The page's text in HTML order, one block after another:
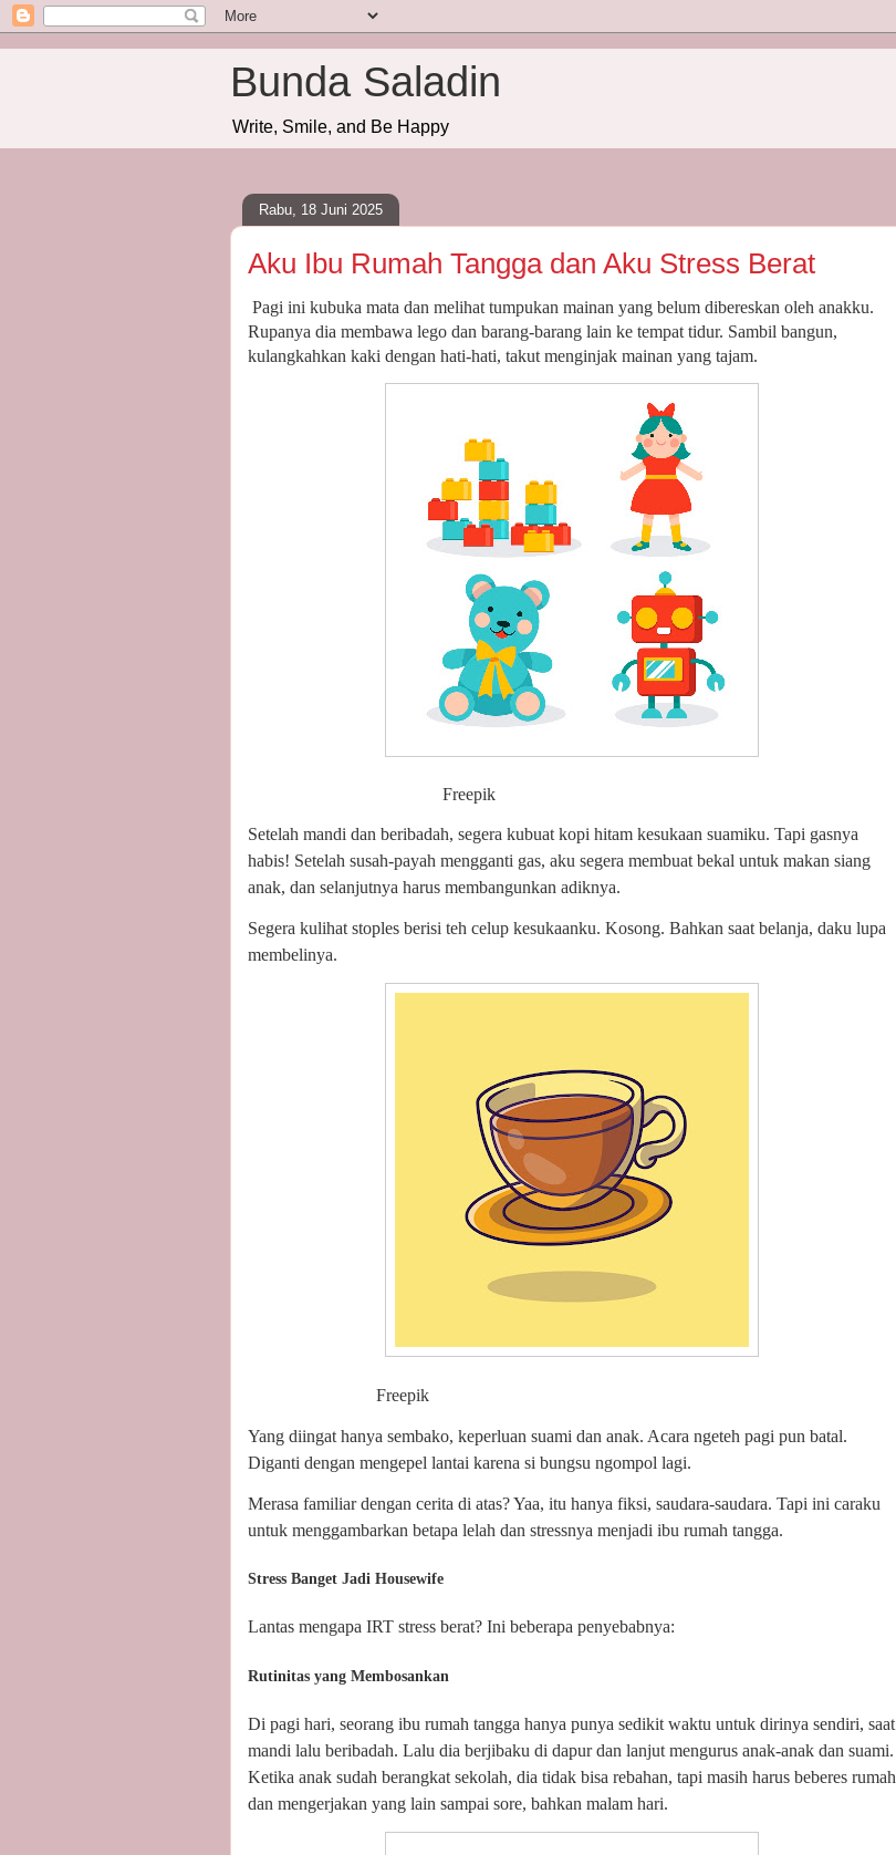
Bunda Saladin
Write, Smile, and Be Happy
Rabu, 18 Juni 2025
Aku Ibu Rumah Tangga dan Aku Stress Berat
Pagi ini kubuka mata dan melihat tumpukan mainan yang belum dibereskan oleh anakku.
Rupanya dia membawa lego dan barang-barang lain ke tempat tidur. Sambil bangun,
kulangkahkan kaki dengan hati-hati, takut menginjak mainan yang tajam.
Freepik
Setelah mandi dan beribadah, segera kubuat kopi hitam kesukaan suamiku. Tapi gasnya
habis! Setelah susah-payah mengganti gas, aku segera membuat bekal untuk makan siang
anak, dan selanjutnya harus membangunkan adiknya.
Segera kulihat stoples berisi teh celup kesukaanku. Kosong. Bahkan saat belanja, daku lupa
membelinya.
Freepik
Yang diingat hanya sembako, keperluan suami dan anak. Acara ngeteh pagi pun batal.
Diganti dengan mengepel lantai karena si bungsu ngompol lagi.
Merasa familiar dengan cerita di atas? Yaa, itu hanya fiksi, saudara-saudara. Tapi ini caraku
untuk menggambarkan betapa lelah dan stressnya menjadi ibu rumah tangga.
Stress Banget Jadi Housewife
Lantas mengapa IRT stress berat? Ini beberapa penyebabnya:
Rutinitas yang Membosankan
Di pagi hari, seorang ibu rumah tangga hanya punya sedikit waktu untuk dirinya sendiri, saat
mandi lalu beribadah. Lalu dia berjibaku di dapur dan lanjut mengurus anak-anak dan suami.
Ketika anak sudah berangkat sekolah, dia tidak bisa rebahan, tapi masih harus beberes rumah
dan mengerjakan yang lain sampai sore, bahkan malam hari.